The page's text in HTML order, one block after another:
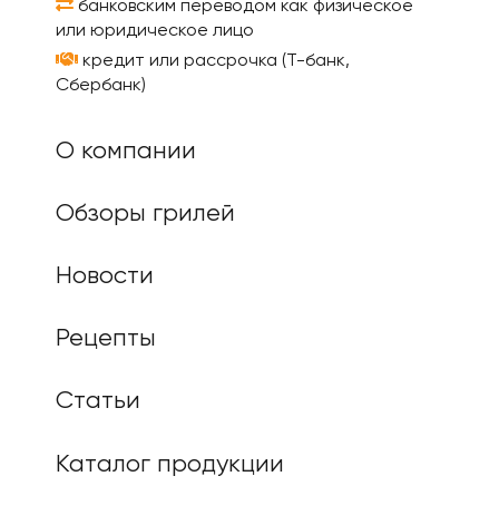
банковским переводом как физическое
или юридическое лицо
кредит или рассрочка (Т-банк,
Сбербанк)
О компании
Обзоры грилей
Новости
Рецепты
Статьи
Каталог продукции